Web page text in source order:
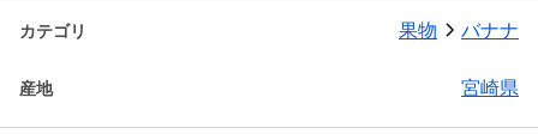
カテゴリ 果物 バナナ
産地 宮崎県